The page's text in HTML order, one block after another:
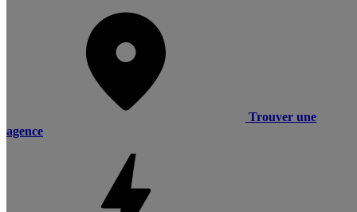
Trouver une
agence